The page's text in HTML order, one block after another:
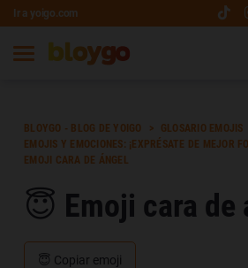
Ir a yoigo.com
BLOYGO - BLOG DE YOIGO
GLOSARIO EMOJIS
EMOJIS Y EMOCIONES: ¡EXPRÉSATE DE MEJOR
EMOJI CARA DE ÁNGEL
😇 Emoji cara de
😇 Copiar emoji